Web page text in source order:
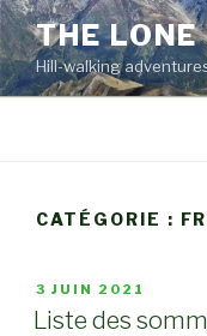
Aller
au
contenu
principal
THE
Hill-walking
CATÉGORIE :
PUBLIÉ
LE
3 JUIN 2021
Liste des